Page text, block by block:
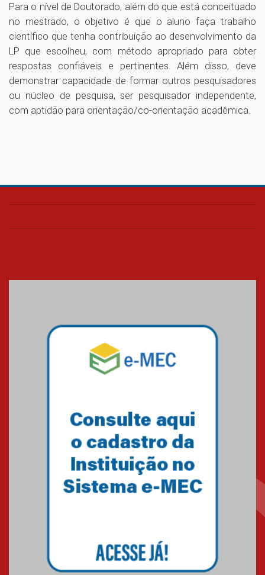
Para o nível de Doutorado, além do que está conceituado
no mestrado, o objetivo é que o aluno faça trabalho
científico que tenha contribuição ao desenvolvimento da
LP que escolheu, com método apropriado para obter
respostas confiáveis e pertinentes. Além disso, deve
demonstrar capacidade de formar outros pesquisadores
ou núcleo de pesquisa, ser pesquisador independente,
com aptidão para orientação/co-orientação acadêmica.